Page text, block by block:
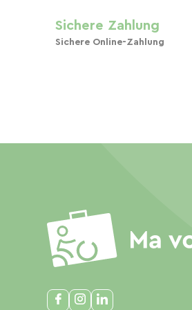
Sichere Zahlung
Sichere Online-Zahlung